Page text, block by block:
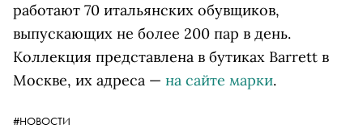
работают 70 итальянских обувщиков,
выпускающих не более 200 пар в день.
Коллекция представлена в бутиках Barrett в
Москве, их адреса — на сайте марки.
#НОВОСТИ